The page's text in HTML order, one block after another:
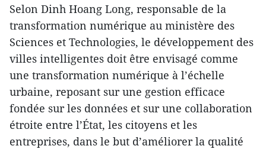
Selon Dinh Hoang Long, responsable de la
transformation numérique au ministère des
Sciences et Technologies, le développement des
villes intelligentes doit être envisagé comme
une transformation numérique à l’échelle
urbaine, reposant sur une gestion efficace
fondée sur les données et sur une collaboration
étroite entre l’État, les citoyens et les
entreprises, dans le but d’améliorer la qualité